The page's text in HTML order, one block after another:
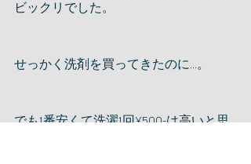
ビックリでした。
せっかく洗剤を買ってきたのに...。
でも1番安くて洗濯1回¥500-は高いと思